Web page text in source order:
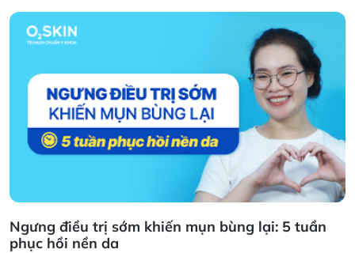
Ngưng điều trị sớm khiến mụn bùng lại: 5 tuần
phục hồi nền da